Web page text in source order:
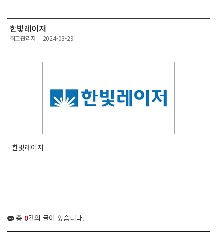
한빛레이저
최고관리자 2024-03-29
한빛레이저
총 0건의 글이 있습니다.